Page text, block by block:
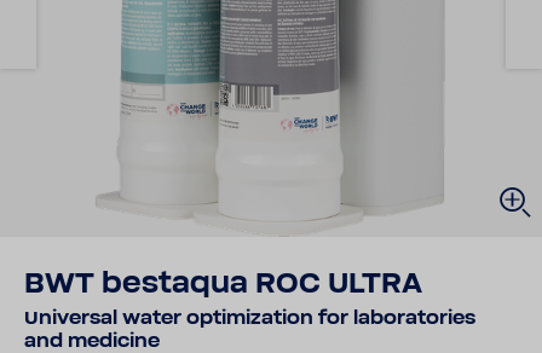
BWT bestaqua ROC ULTRA
Universal water opti­mi­za­tion for labo­rat­ories
and medi­cine